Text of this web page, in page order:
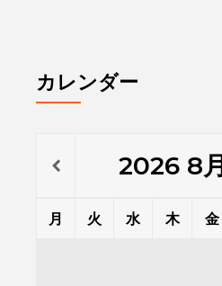
カレンダー
2026 8月
月 火 水 木 金